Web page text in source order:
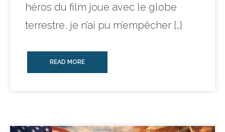
héros du film joue avec le globe
terrestre, je n’ai pu m’empêcher […]
READ MORE